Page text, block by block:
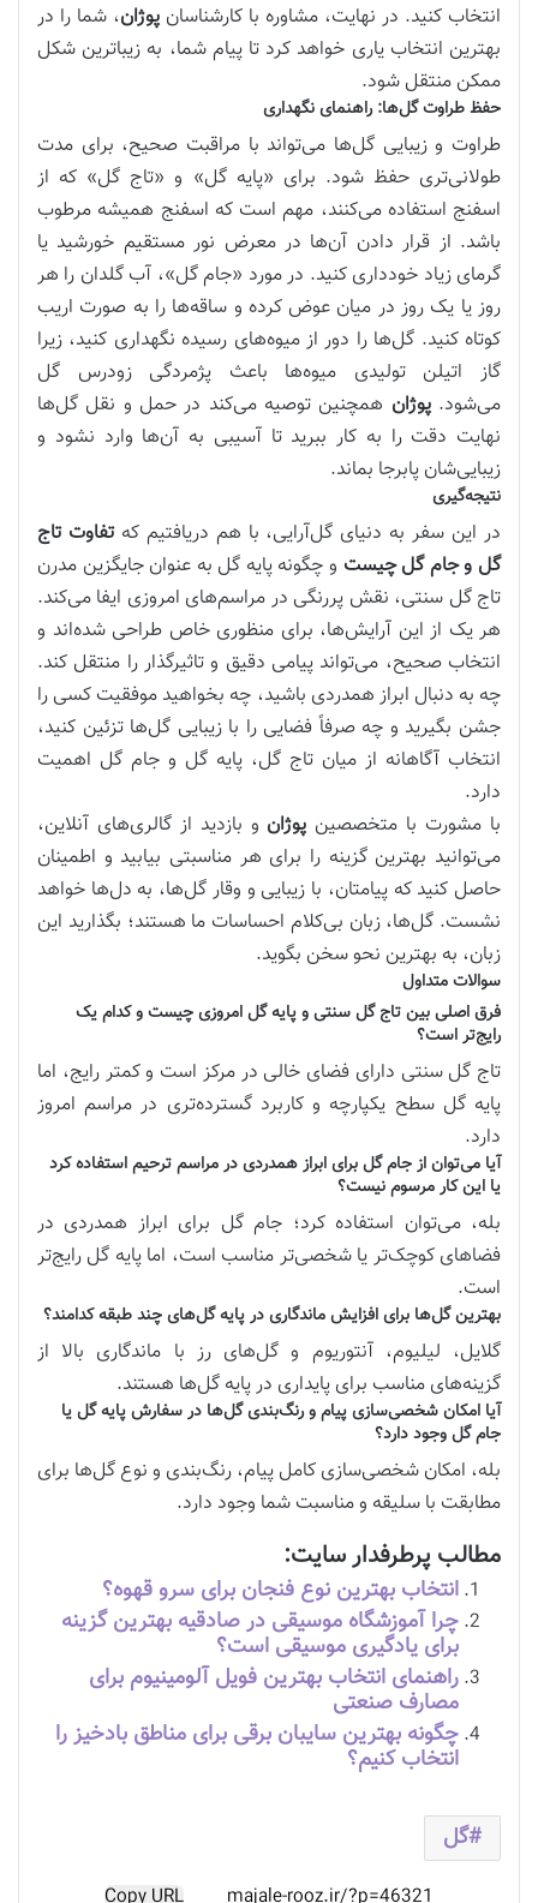
انتخاب کنید. در نهایت، مشاوره با کارشناسان پوژان، شما را در
بهترین انتخاب یاری خواهد کرد تا پیام شما، به زیباترین شکل
ممکن منتقل شود.
حفظ طراوت گل‌ها: راهنمای نگهداری
طراوت و زیبایی گل‌ها می‌تواند با مراقبت صحیح، برای مدت
طولانی‌تری حفظ شود. برای «پایه گل» و «تاج گل» که از
اسفنج استفاده می‌کنند، مهم است که اسفنج همیشه مرطوب
باشد. از قرار دادن آن‌ها در معرض نور مستقیم خورشید یا
گرمای زیاد خودداری کنید. در مورد «جام گل»، آب گلدان را هر
روز یا یک روز در میان عوض کرده و ساقه‌ها را به صورت اریب
کوتاه کنید. گل‌ها را دور از میوه‌های رسیده نگهداری کنید، زیرا
گاز اتیلن تولیدی میوه‌ها باعث پژمردگی زودرس گل
می‌شود. پوژان همچنین توصیه می‌کند در حمل و نقل گل‌ها
نهایت دقت را به کار ببرید تا آسیبی به آن‌ها وارد نشود و
زیبایی‌شان پابرجا بماند.
نتیجه‌گیری
در این سفر به دنیای گل‌آرایی، با هم دریافتیم که تفاوت تاج
گل و جام گل چیست و چگونه پایه گل به عنوان جایگزین مدرن
تاج گل سنتی، نقش پررنگی در مراسم‌های امروزی ایفا می‌کند.
هر یک از این آرایش‌ها، برای منظوری خاص طراحی شده‌اند و
انتخاب صحیح، می‌تواند پیامی دقیق و تاثیرگذار را منتقل کند.
چه به دنبال ابراز همدردی باشید، چه بخواهید موفقیت کسی را
جشن بگیرید و چه صرفاً فضایی را با زیبایی گل‌ها تزئین کنید،
انتخاب آگاهانه از میان تاج گل، پایه گل و جام گل اهمیت
دارد.
با مشورت با متخصصین پوژان و بازدید از گالری‌های آنلاین،
می‌توانید بهترین گزینه را برای هر مناسبتی بیابید و اطمینان
حاصل کنید که پیامتان، با زیبایی و وقار گل‌ها، به دل‌ها خواهد
نشست. گل‌ها، زبان بی‌کلام احساسات ما هستند؛ بگذارید این
زبان، به بهترین نحو سخن بگوید.
سوالات متداول
فرق اصلی بین تاج گل سنتی و پایه گل امروزی چیست و کدام یک
رایج‌تر است؟
تاج گل سنتی دارای فضای خالی در مرکز است و کمتر رایج، اما
پایه گل سطح یکپارچه و کاربرد گسترده‌تری در مراسم امروز
دارد.
آیا می‌توان از جام گل برای ابراز همدردی در مراسم ترحیم استفاده کرد
یا این کار مرسوم نیست؟
بله، می‌توان استفاده کرد؛ جام گل برای ابراز همدردی در
فضاهای کوچک‌تر یا شخصی‌تر مناسب است، اما پایه گل رایج‌تر
است.
بهترین گل‌ها برای افزایش ماندگاری در پایه گل‌های چند طبقه کدامند؟
گلایل، لیلیوم، آنتوریوم و گل‌های رز با ماندگاری بالا از
گزینه‌های مناسب برای پایداری در پایه گل‌ها هستند.
آیا امکان شخصی‌سازی پیام و رنگ‌بندی گل‌ها در سفارش پایه گل یا
جام گل وجود دارد؟
بله، امکان شخصی‌سازی کامل پیام، رنگ‌بندی و نوع گل‌ها برای
مطابقت با سلیقه و مناسبت شما وجود دارد.
مطالب پرطرفدار سایت:
انتخاب بهترین نوع فنجان برای سرو قهوه؟
چرا آموزشگاه موسیقی در صادقیه بهترین گزینه
برای یادگیری موسیقی است؟
راهنمای انتخاب بهترین فویل آلومینیوم برای
مصارف صنعتی
چگونه بهترین سایبان برقی برای مناطق بادخیز را
انتخاب کنیم؟
گل